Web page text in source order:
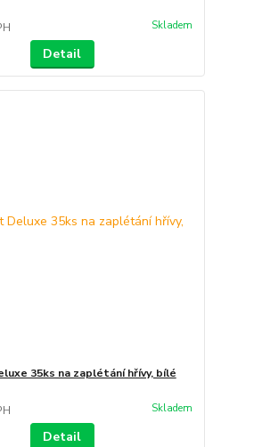
Skladem
Detail
35ks na zaplétání hřívy, bílé
Skladem
Detail